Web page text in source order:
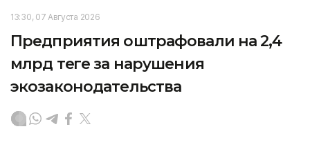
13:30, 07 Августа 2026
Предприятия оштрафовали на 2,4
млрд теңге за нарушения
экозаконодательства